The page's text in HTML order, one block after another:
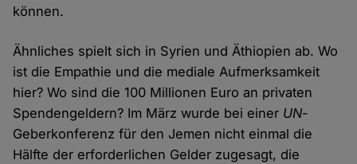
können.
Ähnliches spielt sich in Syrien und Äthiopien ab. Wo
ist die Empathie und die mediale Aufmerksamkeit
hier? Wo sind die 100 Millionen Euro an privaten
Spendengeldern? Im März wurde bei einer UN-
Geberkonferenz für den Jemen nicht einmal die
Hälfte der erforderlichen Gelder zugesagt, die